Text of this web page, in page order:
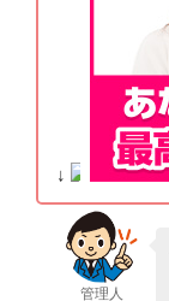
↓
管理人